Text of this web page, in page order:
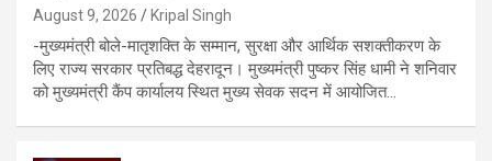
August 9, 2026 Kripal Singh
-मुख्यमंत्री बोले-मातृशक्ति के सम्मान, सुरक्षा और आर्थिक सशक्तीकरण के
लिए राज्य सरकार प्रतिबद्ध देहरादून। मुख्यमंत्री पुष्कर सिंह धामी ने शनिवार
को मुख्यमंत्री कैंप कार्यालय स्थित मुख्य सेवक सदन में आयोजित…